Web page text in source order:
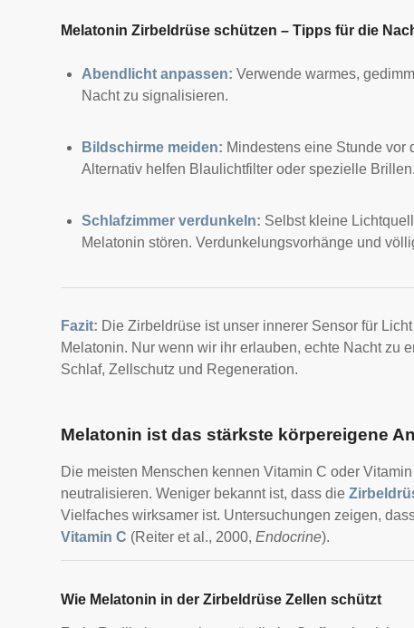
Melatonin Zirbeldrüse schützen – Tipps für die
Abendlicht anpassen: Verwende warmes,
Nacht zu signalisieren.
Bildschirme meiden: Mindestens eine Stunde vor
Alternativ helfen Blaulichtfilter oder spezielle Brillen.
Schlafzimmer verdunkeln: Selbst kleine
Melatonin stören. Verdunkelungsvorhänge und
Fazit: Die Zirbeldrüse ist unser innerer Sensor für
Melatonin. Nur wenn wir ihr erlauben, echte Nacht zu
Schlaf, Zellschutz und Regeneration.
Melatonin ist das stärkste körpereigene
Die meisten Menschen kennen Vitamin C oder
neutralisieren. Weniger bekannt ist, dass die
Vielfaches wirksamer ist. Untersuchungen zeigen,
Vitamin C (Reiter et al., 2000, Endocrine).
Wie Melatonin in der Zirbeldrüse Zellen schützt